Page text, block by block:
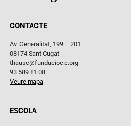
CONTACTE
Av. Generalitat, 199 – 201
08174 Sant Cugat
thausc@fundaciocic.org
93 589 81 08
Veure mapa
ESCOLA